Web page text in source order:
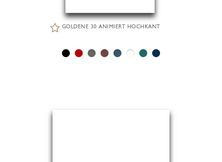
GOLDENE 30 ANIMIERT HOCHKANT